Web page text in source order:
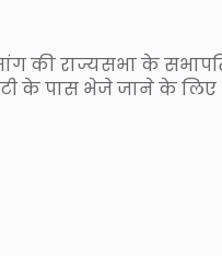
की राज्यसभा के
के पास भेजे जाने के लिए